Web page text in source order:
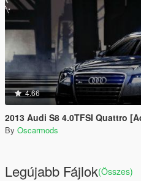
4.66
2013 Audi S8 4.0TFSI Quattro
By Oscarmods
Legújabb Fájlok(Összes)